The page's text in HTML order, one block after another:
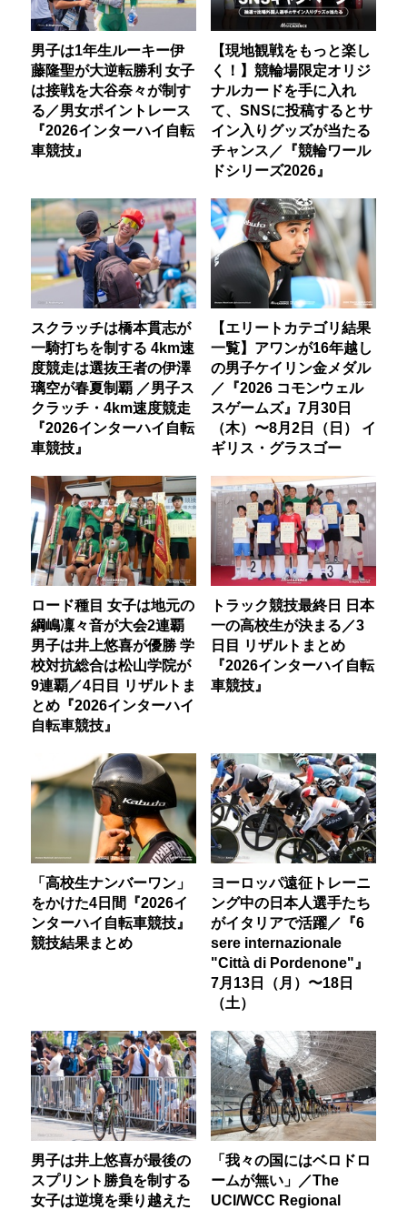
男子は1年生ルーキー伊
藤隆聖が大逆転勝利 女子
は接戦を大谷奈々が制す
る／男女ポイントレース
『2026インターハイ自転
車競技』
【現地観戦をもっと楽し
く！】競輪場限定オリジ
ナルカードを手に入れ
て、SNSに投稿するとサ
イン入りグッズが当たる
チャンス／『競輪ワール
ドシリーズ2026』
スクラッチは橋本貫志が
一騎打ちを制する 4km速
度競走は選抜王者の伊澤
璃空が春夏制覇 ／男子ス
クラッチ・4km速度競走
『2026インターハイ自転
車競技』
【エリートカテゴリ結果
一覧】アワンが16年越し
の男子ケイリン金メダル
／『2026 コモンウェル
スゲームズ』7月30日
（木）〜8月2日（日） イ
ギリス・グラスゴー
ロード種目 女子は地元の
綱嶋凜々音が大会2連覇
男子は井上悠喜が優勝 学
校対抗総合は松山学院が
9連覇／4日目 リザルトま
とめ『2026インターハイ
自転車競技』
トラック競技最終日 日本
一の高校生が決まる／3
日目 リザルトまとめ
『2026インターハイ自転
車競技』
「高校生ナンバーワン」
をかけた4日間『2026イ
ンターハイ自転車競技』
競技結果まとめ
ヨーロッパ遠征トレーニ
ング中の日本人選手たち
がイタリアで活躍／『6
sere internazionale
"Città di Pordenone"』
7月13日（月）〜18日
（土）
男子は井上悠喜が最後の
スプリント勝負を制する
女子は逆境を乗り越えた
「我々の国にはベロドロ
ームが無い」／The
UCI/WCC Regional